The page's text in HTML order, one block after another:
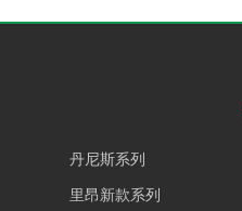
丹尼斯系列
里昂新款系列